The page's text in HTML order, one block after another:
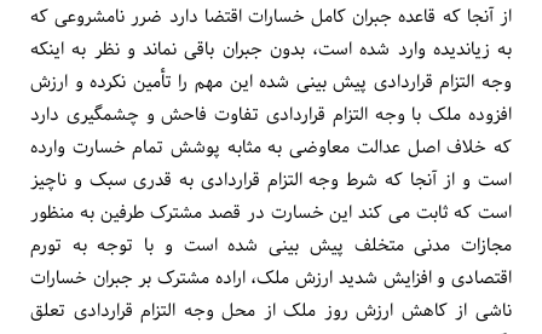
از آنجا که قاعده جبران کامل خسارات اقتضا دارد ضرر نامشروعی که
به زیاندیده وارد شده است، بدون جبران باقی نماند و نظر به اینکه
وجه التزام قراردادی پیش بینی شده این مهم را تأمین نکرده و ارزش
افزوده ملک با وجه التزام قراردادی تفاوت فاحش و چشمگیری دارد
که خلاف اصل عدالت معاوضی به مثابه پوشش تمام خسارت وارده
است و از آنجا که شرط وجه التزام قراردادی به قدری سبک و ناچیز
است که ثابت می کند این خسارت در قصد مشترک طرفین به منظور
مجازات مدنی متخلف پیش بینی شده است و با توجه به تورم
اقتصادی و افزایش شدید ارزش ملک، اراده مشترک بر جبران خسارات
ناشی از کاهش ارزش روز ملک از محل وجه التزام قراردادی تعلق